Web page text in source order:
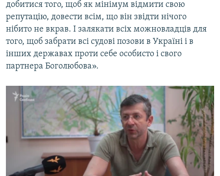
добитися того, щоб як мінімум відмити свою
репутацію, довести всім, що він звідти нічого
нібито не вкрав. І залякати всіх можновладців для
того, щоб забрати всі судові позови в Україні і в
інших державах проти себе особисто і свого
партнера Боголюбова».